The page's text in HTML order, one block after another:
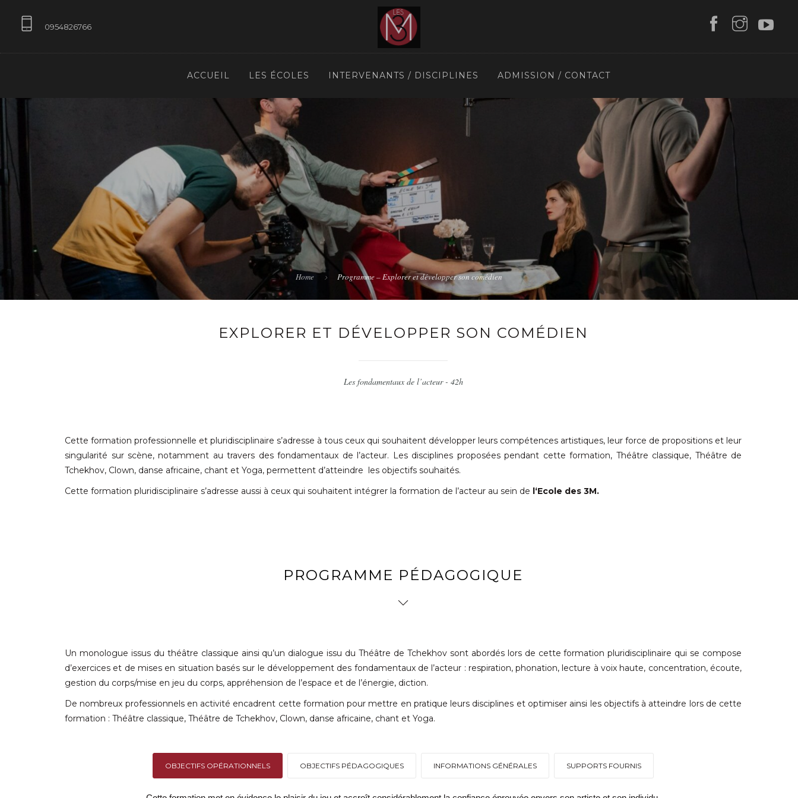
0954826766
contact@ecoledes3M-bordeaux.comACCUEIL LES ÉCOLES INTERVENANTS / DISCIPLINES ADMISSION / CONTACT
Home Programme – Explorer et développer son comédien
EXPLORER ET DÉVELOPPER SON COMÉDIEN
Les fondamentaux de l’acteur - 42h
Cette formation professionnelle et pluridisciplinaire s’adresse à tous ceux qui souhaitent développer leurs compétences artistiques, leur force de propositions et leur
singularité sur scène, notamment au travers des fondamentaux de l’acteur. Les disciplines proposées pendant cette formation, Théâtre classique, Théâtre de
Tchekhov, Clown, danse africaine, chant et Yoga, permettent d’atteindre les objectifs souhaités.
Cette formation pluridisciplinaire s’adresse aussi à ceux qui souhaitent intégrer la formation de l’acteur au sein de l‘Ecole des 3M.
PROGRAMME PÉDAGOGIQUE
Un monologue issus du théâtre classique ainsi qu’un dialogue issu du Théâtre de Tchekhov sont abordés lors de cette formation pluridisciplinaire qui se compose
d’exercices et de mises en situation basés sur le développement des fondamentaux de l’acteur : respiration, phonation, lecture à voix haute, concentration, écoute,
gestion du corps/mise en jeu du corps, appréhension de l’espace et de l’énergie, diction.
De nombreux professionnels en activité encadrent cette formation pour mettre en pratique leurs disciplines et optimiser ainsi les objectifs à atteindre lors de cette
formation : Théâtre classique, Théâtre de Tchekhov, Clown, danse africaine, chant et Yoga.
OBJECTIFS OPÉRATIONNELS OBJECTIFS PÉDAGOGIQUES INFORMATIONS GÉNÉRALES SUPPORTS FOURNIS